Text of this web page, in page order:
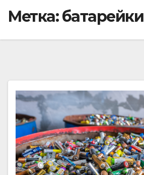
Метка:батарейки